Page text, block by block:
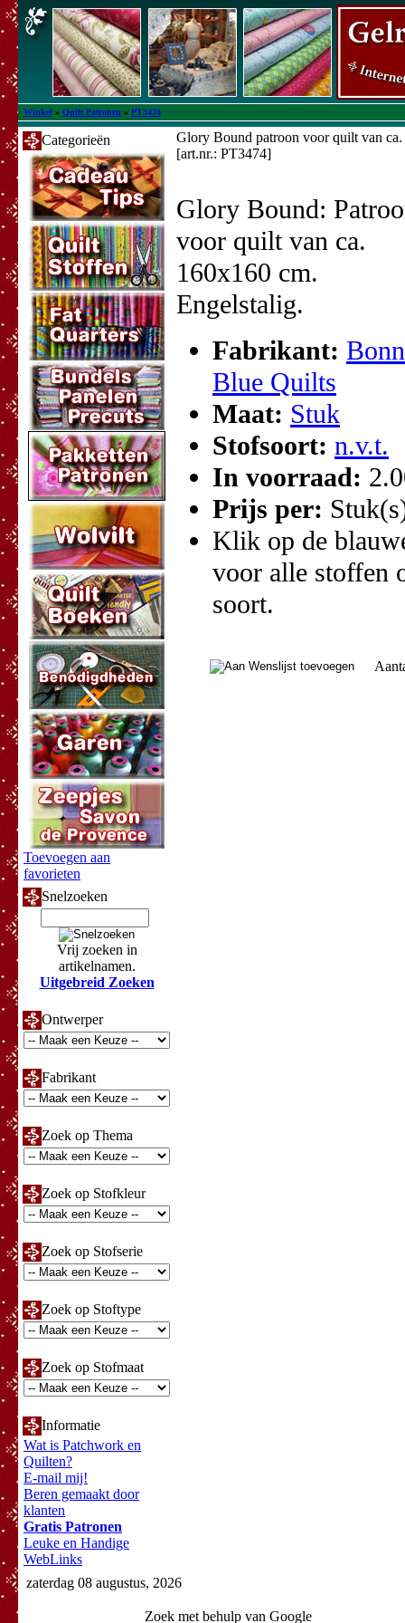
Winkel » Quilt Patronen » PT3474
Categorieën
Toevoegen aan
favorieten
Snelzoeken
Vrij zoeken in
artikelnamen.
Uitgebreid Zoeken
Ontwerper
Fabrikant
Zoek op Thema
Zoek op Stofkleur
Zoek op Stofserie
Zoek op Stoftype
Zoek op Stofmaat
Informatie
Wat is Patchwork en
Quilten?
E-mail mij!
Beren gemaakt door
klanten
Gratis Patronen
Leuke en Handige
WebLinks
Glory Bound patroon voor quilt van
[art.nr.: PT3474]
Glory Bound:
voor quilt van ca.
160x160 cm.
Engelstalig.
Fabrikant:
Blue Quilts
Maat: Stuk
Stofsoort: n.v.t.
In voorraad:
Prijs per:
Klik op de
voor alle stoffen
soort.
zaterdag 08 augustus, 2026
Zoek met behulp van Google